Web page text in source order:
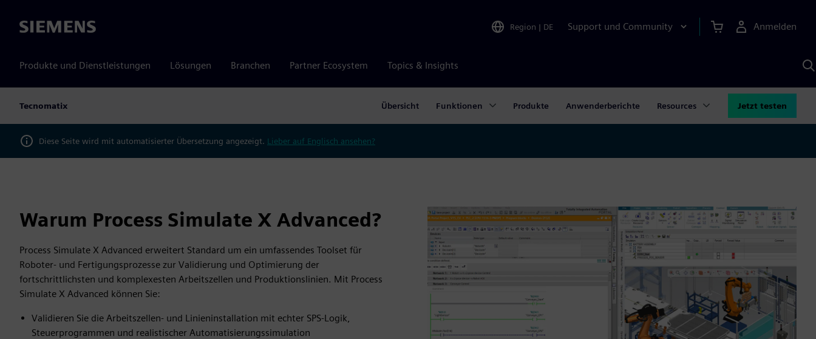
Siemens Region | DE Support und Community Anmelden
Produkte und Dienstleistungen Lösungen Branchen Partner Ecosystem Topics & Insights
KI
Tecnomatix Übersicht Funktionen Produkte Anwenderberichte Resources Jetzt testen
Diese Seite wird mit automatisierter Übersetzung angezeigt. Lieber auf Englisch ansehen?
Warum Process Simulate X Advanced?
Process Simulate X Advanced erweitert Standard um ein umfassendes Toolset für
Roboter- und Fertigungsprozesse zur Validierung und Optimierung der
fortschrittlichsten und komplexesten Arbeitszellen und Produktionslinien. Mit Process
Simulate X Advanced können Sie:
Validieren Sie die Arbeitszellen- und Linieninstallation mit echter SPS-Logik,
Steuerprogrammen und realistischer Automatisierungssimulation